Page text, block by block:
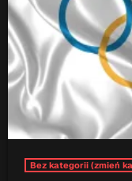
Bez kategorii (zmień